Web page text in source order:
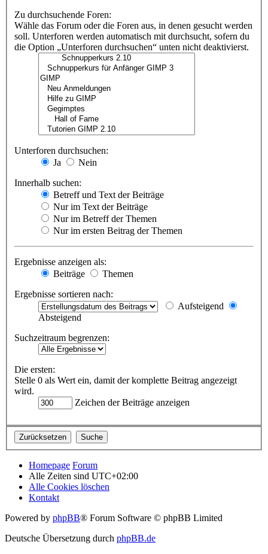
Zu durchsuchende Foren:
Wähle das Forum oder die Foren aus, in denen gesucht werden
soll. Unterforen werden automatisch mit durchsucht, sofern du
die Option „Unterforen durchsuchen“ unten nicht deaktivierst.
Unterforen durchsuchen:
Ja
Nein
Innerhalb suchen:
Betreff und Text der Beiträge
Nur im Text der Beiträge
Nur im Betreff der Themen
Nur im ersten Beitrag der Themen
Ergebnisse anzeigen als:
Beiträge
Themen
Ergebnisse sortieren nach:
Aufsteigend
Absteigend
Suchzeitraum begrenzen:
Die ersten:
Stelle 0 als Wert ein, damit der komplette Beitrag angezeigt
wird.
Zeichen der Beiträge anzeigen
Homepage Forum
Alle Zeiten sind UTC+02:00
Alle Cookies löschen
Kontakt
Powered by phpBB® Forum Software © phpBB Limited
Deutsche Übersetzung durch phpBB.de